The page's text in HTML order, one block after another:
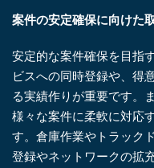
案件の安定確保に向けた
安定的な案件確保を目指
ビスへの同時登録や、得
る実績作りが重要です。
様々な案件に柔軟に対応
す。倉庫作業やトラック
登録やネットワークの拡